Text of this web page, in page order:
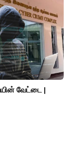
வேட்டை |